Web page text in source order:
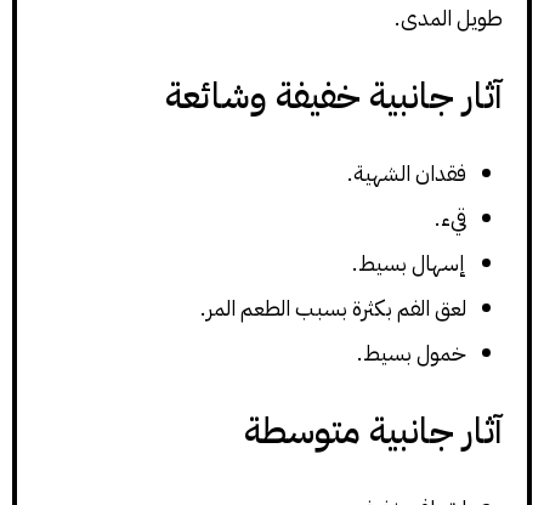
طويل المدى.
آثار جانبية خفيفة وشائعة
فقدان الشهية.
قيء.
إسهال بسيط.
لعق الفم بكثرة بسبب الطعم المر.
خمول بسيط.
آثار جانبية متوسطة